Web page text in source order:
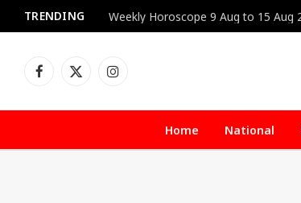
TRENDING
Facebook
X
Instagram
Home National